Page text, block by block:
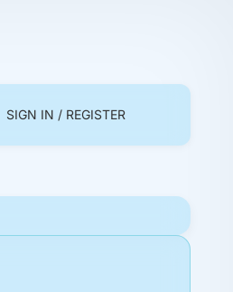
SIGN IN / REGISTER